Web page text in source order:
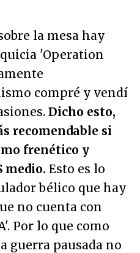
la mesa hay
'Operation
compré y vendí
Dicho esto,
recomendable si
frenético y
medio. Esto es lo
bélico que hay
no cuenta con
Por lo que como
guerra pausada no